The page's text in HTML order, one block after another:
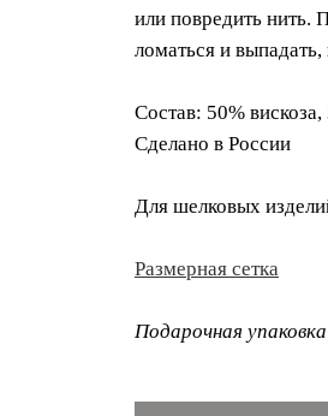
или повредить нить.
ломаться и
Состав: 50%
Сделано в России
Для шелковых
Размерная сетка
Подарочная